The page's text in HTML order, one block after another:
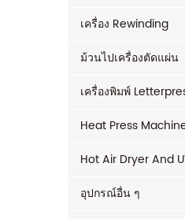
เครื่อง Rewinding
ม้วนไปเครื่องตัดแผ่น
เครื่องพิมพ์
Heat Press
Hot Air Dryer And
อุปกรณ์อื่น ๆ